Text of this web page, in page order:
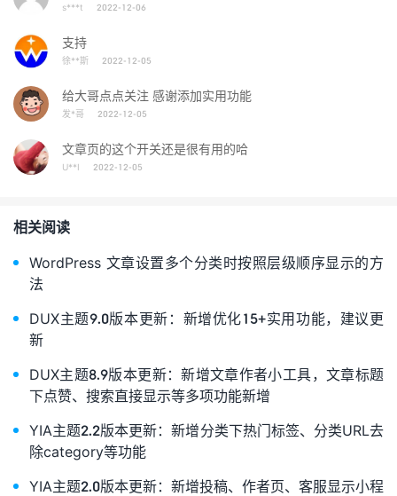
s***t 2022-12-06
支持
徐**斯 2022-12-05
给大哥点点关注 感谢添加实用功能
发*哥 2022-12-05
文章页的这个开关还是很有用的哈
U**I 2022-12-05
相关阅读
WordPress 文章设置多个分类时按照层级顺序显示的方
法
DUX主题9.0版本更新：新增优化15+实用功能，建议更
新
DUX主题8.9版本更新：新增文章作者小工具，文章标题
下点赞、搜索直接显示等多项功能新增
YIA主题2.2版本更新：新增分类下热门标签、分类URL去
除category等功能
YIA主题2.0版本更新：新增投稿、作者页、客服显示小程